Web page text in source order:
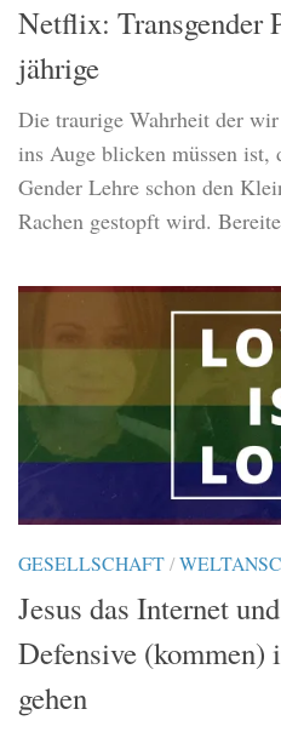
Netflix: Transgender
jährige
Die traurige Wahrheit der
ins Auge blicken müssen ist,
Gender Lehre schon den
Rachen gestopft wird.
GESELLSCHAFT/
Jesus das Internet
Defensive (kommen)
gehen